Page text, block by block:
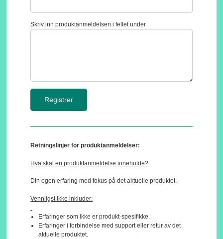
Skriv inn produktanmeldelsen i feltet under
Retningslinjer for produktanmeldelser:
Hva skal en produktanmeldelse inneholde?
Din egen erfaring med fokus på det aktuelle produktet.
Vennligst ikke inkluder:
Erfaringer som ikke er produkt-spesifikke.
Erfaringer i forbindelse med support eller retur av det
aktuelle produktet.